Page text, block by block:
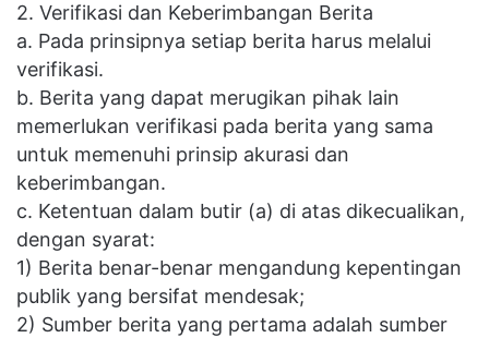
2. Verifikasi dan Keberimbangan Berita
a. Pada prinsipnya setiap berita harus melalui
verifikasi.
b. Berita yang dapat merugikan pihak lain
memerlukan verifikasi pada berita yang sama
untuk memenuhi prinsip akurasi dan
keberimbangan.
c. Ketentuan dalam butir (a) di atas dikecualikan,
dengan syarat:
1) Berita benar-benar mengandung kepentingan
publik yang bersifat mendesak;
2) Sumber berita yang pertama adalah sumber